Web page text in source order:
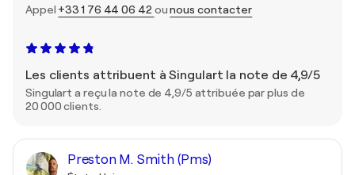
Appel +33 1 76 44 06 42 ounous contacter
Les clients attribuent à Singulart la note de 4,9/5
Singulart a reçu la note de 4,9/5 attribuée par plus de
20 000 clients.
Preston M. Smith (Pms)